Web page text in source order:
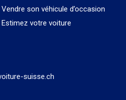
Vendre son véhicule d’occasion
Estimez votre voiture
suisse.ch